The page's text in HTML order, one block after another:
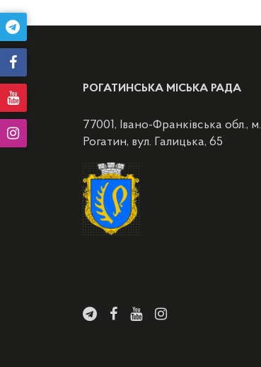
РОГАТИНСЬКА МІСЬКА РАДА
77001, Івано-Франківська обл., м.
Рогатин, вул. Галицька, 65